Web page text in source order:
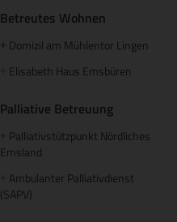
Betreutes Wohnen
Domizil am Mühlentor Lingen
Elisabeth Haus Emsbüren
Palliative Betreuung
+ Palliativstützpunkt Nördliches
Emsland
+ Ambulanter Palliativdienst
(SAPV)